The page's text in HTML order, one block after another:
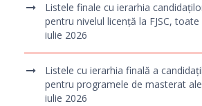
Listele finale cu ierarhia
pentru nivelul licență la FJSC, toate
iulie 2026
Listele cu ierarhia finală a
pentru programele de masterat ale
iulie 2026